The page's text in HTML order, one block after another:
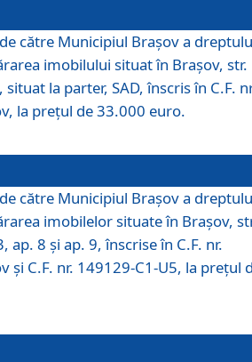
către Municipiul Brașov a
imobilului situat în Brașov, str.
la parter, SAD, înscris în C.F.
la prețul de 33.000 euro.
către Municipiul Brașov a
imobilelor situate în Brașov,
ap. 8 și ap. 9, înscrise în C.F. nr.
și C.F. nr. 149129-C1-U5, la prețul